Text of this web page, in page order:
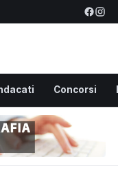
Concorsi